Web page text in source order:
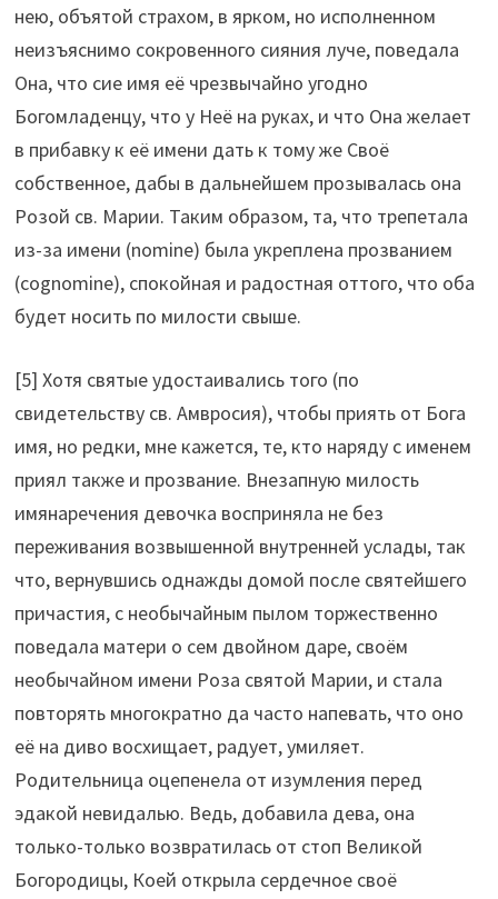
нею, объятой страхом, в ярком, но исполненном
неизъяснимо сокровенного сияния луче, поведала
Она, что сие имя её чрезвычайно угодно
Богомладенцу, что у Неё на руках, и что Она желает
в прибавку к её имени дать к тому же Своё
собственное, дабы в дальнейшем прозывалась она
Розой св. Марии. Таким образом, та, что трепетала
из-за имени (nomine) была укреплена прозванием
(cognomine), спокойная и радостная оттого, что оба
будет носить по милости свыше.
[5] Хотя святые удостаивались того (по
свидетельству св. Амвросия), чтобы приять от Бога
имя, но редки, мне кажется, те, кто наряду с именем
приял также и прозвание. Внезапную милость
имянаречения девочка восприняла не без
переживания возвышенной внутренней услады, так
что, вернувшись однажды домой после святейшего
причастия, с необычайным пылом торжественно
поведала матери о сем двойном даре, своём
необычайном имени Роза святой Марии, и стала
повторять многократно да часто напевать, что оно
её на диво восхищает, радует, умиляет.
Родительница оцепенела от изумления перед
эдакой невидалью. Ведь, добавила дева, она
только-только возвратилась от стоп Великой
Богородицы, Коей открыла сердечное своё